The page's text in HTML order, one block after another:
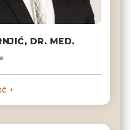
DR. MED.